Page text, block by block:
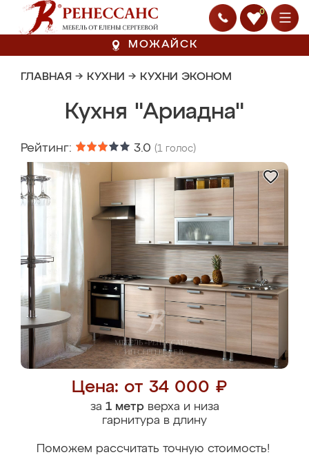
0
МОЖАЙСК
ГЛАВНАЯ → КУХНИ → КУХНИ ЭКОНОМ
Кухня "Ариадна"
Рейтинг: 3.0 (1 голос)
Цена: от 34 000 ₽
за 1 метрверха и низа
гарнитура в длину
Поможем рассчитать точную стоимость!